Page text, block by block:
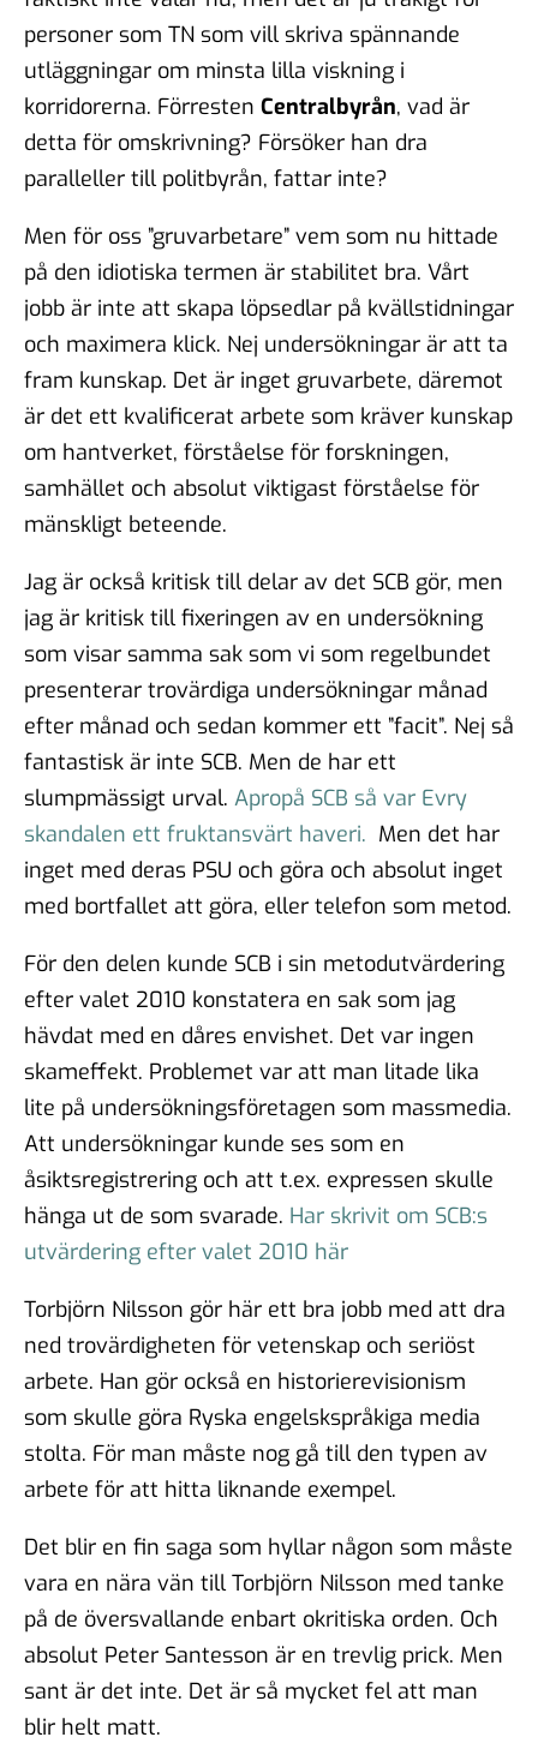
personer som TN som vill skriva spännande
utläggningar om minsta lilla viskning i
korridorerna. Förresten Centralbyrån, vad är
detta för omskrivning? Försöker han dra
paralleller till politbyrån, fattar inte?
Men för oss ”gruvarbetare” vem som nu hittade
på den idiotiska termen är stabilitet bra. Vårt
jobb är inte att skapa löpsedlar på kvällstidningar
och maximera klick. Nej undersökningar är att ta
fram kunskap. Det är inget gruvarbete, däremot
är det ett kvalificerat arbete som kräver kunskap
om hantverket, förståelse för forskningen,
samhället och absolut viktigast förståelse för
mänskligt beteende.
Jag är också kritisk till delar av det SCB gör, men
jag är kritisk till fixeringen av en undersökning
som visar samma sak som vi som regelbundet
presenterar trovärdiga undersökningar månad
efter månad och sedan kommer ett ”facit”. Nej så
fantastisk är inte SCB. Men de har ett
slumpmässigt urval. Apropå SCB så var Evry
skandalen ett fruktansvärt haveri. Men det har
inget med deras PSU och göra och absolut inget
med bortfallet att göra, eller telefon som metod.
För den delen kunde SCB i sin metodutvärdering
efter valet 2010 konstatera en sak som jag
hävdat med en dåres envishet. Det var ingen
skameffekt. Problemet var att man litade lika
lite på undersökningsföretagen som massmedia.
Att undersökningar kunde ses som en
åsiktsregistrering och att t.ex. expressen skulle
hänga ut de som svarade. Har skrivit om SCB:s
utvärdering efter valet 2010 här
Torbjörn Nilsson gör här ett bra jobb med att dra
ned trovärdigheten för vetenskap och seriöst
arbete. Han gör också en historierevisionism
som skulle göra Ryska engelskspråkiga media
stolta. För man måste nog gå till den typen av
arbete för att hitta liknande exempel.
Det blir en fin saga som hyllar någon som måste
vara en nära vän till Torbjörn Nilsson med tanke
på de översvallande enbart okritiska orden. Och
absolut Peter Santesson är en trevlig prick. Men
sant är det inte. Det är så mycket fel att man
blir helt matt.